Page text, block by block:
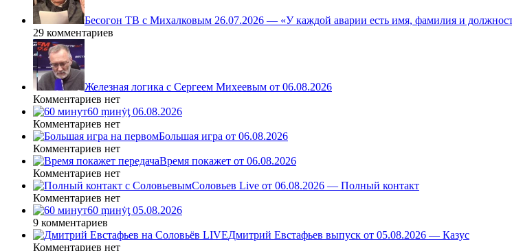
Бесогон ТВ с Михалковым 26.07.2026 — «У каждой аварии есть имя, фамилия и
29 комментариев
Железная логика с Сергеем Михеевым от 06.08.2026
Комментариев нет
60 ṃинẏƫ 06.08.2026
Комментариев нет
Большая игра от 06.08.2026
Комментариев нет
Время покажет от 06.08.2026
Комментариев нет
Соловьев Live от 06.08.2026 — Полный контакт
Комментариев нет
60 ṃинẏƫ 05.08.2026
9 комментариев
Дмитрий Евстафьев выпуск от 05.08.2026 — Казус
Комментариев нет